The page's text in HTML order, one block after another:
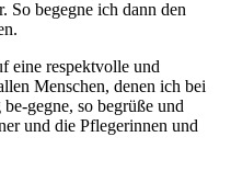
So begegne ich dann den
eine respektvolle und
Menschen, denen ich bei
gegne, so begrüße und
und die Pflegerinnen und